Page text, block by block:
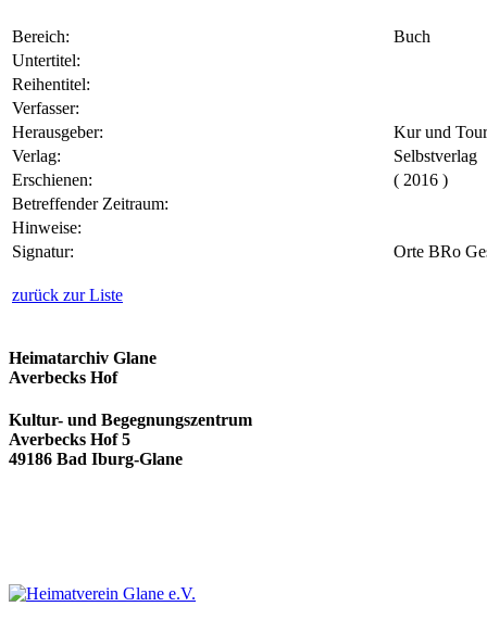
Bereich:
Buch
Untertitel:
Reihentitel:
Verfasser:
Herausgeber:
Kur und
Verlag:
Selbstverlag
Erschienen:
( 2016 )
Betreffender Zeitraum:
Hinweise:
Signatur:
Orte BRo
zurück zur Liste
Heimatarchiv Glane
Averbecks Hof
Kultur- und Begegnungszentrum
Averbecks Hof 5
49186 Bad Iburg-Glane